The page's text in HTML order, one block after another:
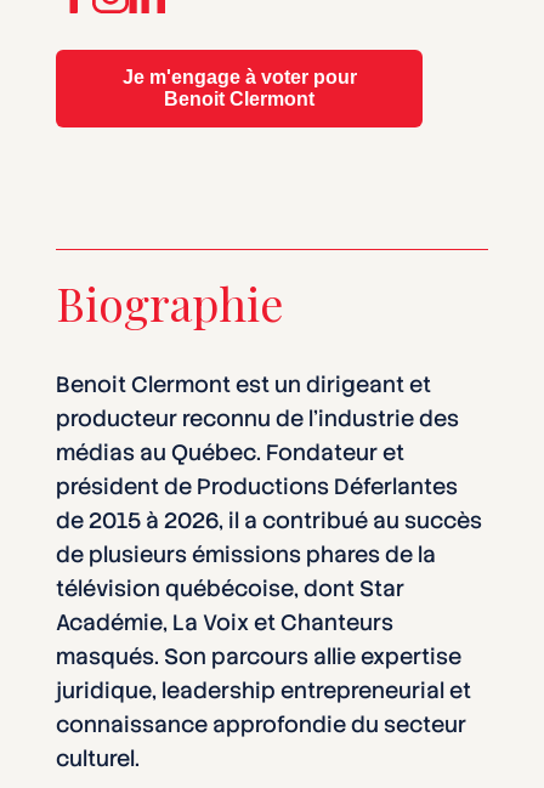
Je m'engage à voter pour
Benoit Clermont
Biographie
Benoit Clermont est un dirigeant et
producteur reconnu de l’industrie des
médias au Québec. Fondateur et
président de Productions Déferlantes
de 2015 à 2026, il a contribué au succès
de plusieurs émissions phares de la
télévision québécoise, dont Star
Académie, La Voix et Chanteurs
masqués. Son parcours allie expertise
juridique, leadership entrepreneurial et
connaissance approfondie du secteur
culturel.